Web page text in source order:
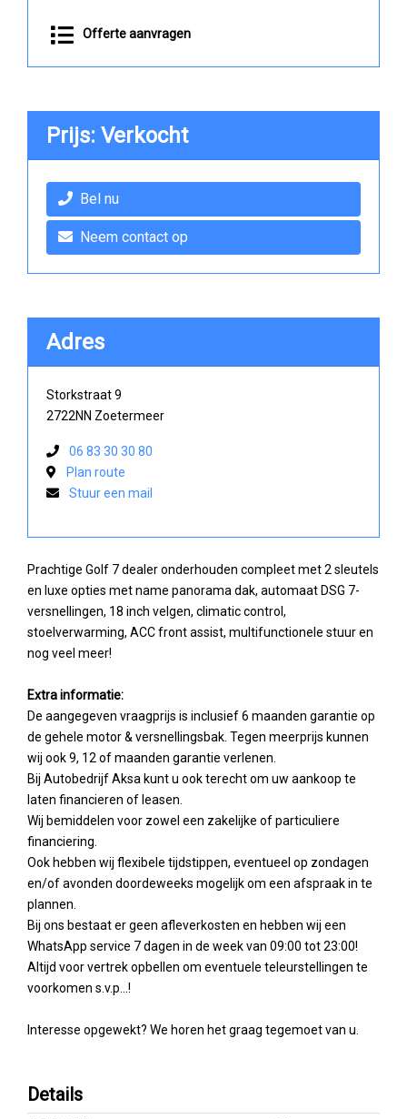
Offerte aanvragen
Prachtige Golf 7 dealer onderhouden compleet met 2 sleutels
en luxe opties met name panorama dak, automaat DSG 7-
versnellingen, 18 inch velgen, climatic control,
stoelverwarming, ACC front assist, multifunctionele stuur en
nog veel meer!
Extra informatie:
De aangegeven vraagprijs is inclusief 6 maanden garantie op
de gehele motor & versnellingsbak. Tegen meerprijs kunnen
wij ook 9, 12 of maanden garantie verlenen.
Bij Autobedrijf Aksa kunt u ook terecht om uw aankoop te
laten financieren of leasen.
Wij bemiddelen voor zowel een zakelijke of particuliere
financiering.
Ook hebben wij flexibele tijdstippen, eventueel op zondagen
en/of avonden doordeweeks mogelijk om een afspraak in te
plannen.
Bij ons bestaat er geen afleverkosten en hebben wij een
WhatsApp service 7 dagen in de week van 09:00 tot 23:00!
Altijd voor vertrek opbellen om eventuele teleurstellingen te
voorkomen s.v.p...!
Interesse opgewekt? We horen het graag tegemoet van u.
Details
Prijs: Verkocht
Bel nu
Neem contact op
Adres
Storkstraat 9
2722NN Zoetermeer
06 83 30 30 80
Plan route
Stuur een mail